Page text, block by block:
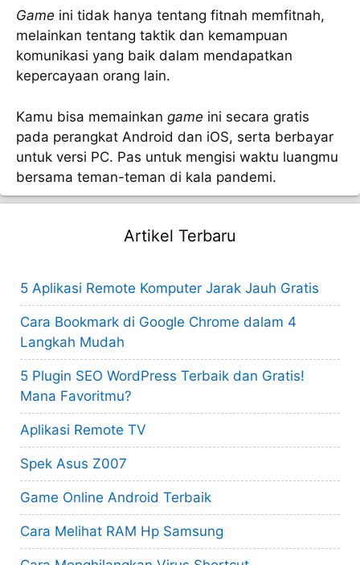
Game ini tidak hanya tentang fitnah memfitnah,
melainkan tentang taktik dan kemampuan
komunikasi yang baik dalam mendapatkan
kepercayaan orang lain.
Kamu bisa memainkan game ini secara gratis
pada perangkat Android dan iOS, serta berbayar
untuk versi PC. Pas untuk mengisi waktu luangmu
bersama teman-teman di kala pandemi.
Artikel Terbaru
5 Aplikasi Remote Komputer Jarak Jauh Gratis
Cara Bookmark di Google Chrome dalam 4
Langkah Mudah
5 Plugin SEO WordPress Terbaik dan Gratis!
Mana Favoritmu?
Aplikasi Remote TV
Spek Asus Z007
Game Online Android Terbaik
Cara Melihat RAM Hp Samsung